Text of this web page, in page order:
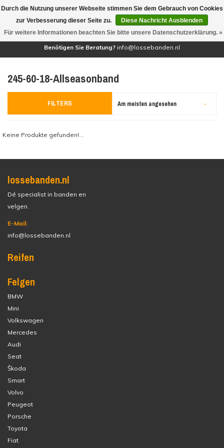
(0)
Benötigen Sie Beratung? info@lossebanden.nl
245-60-18-Allseasonband
FILTERS Am meisten angesehen
Keine Produkte gefunden!...
lossebanden.nl
Dé specialist in banden en
velgen.
E-Mail:
info@lossebanden.nl
Reifen
Felgen
BMW
Mini
Volkswagen
Mercedes
Audi
Seat
Škoda
Smart
Volvo
Peugeot
Porsche
Toyota
Fiat
Durch die Nutzung unserer Webseite stimmen Sie dem Gebrauch von Cookies
zur Verbesserung dieser Seite zu.
Diese Nachricht Ausblenden
Für weitere Informationen beachten Sie bitte unsere Datenschutzerklärung. »